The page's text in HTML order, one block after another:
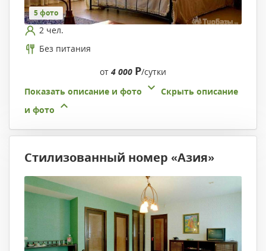
5 фото
2 чел.
Без питания
от 4 000 Р/сутки
Показать описание и фото
Скрыть описание
и фото
Стилизованный номер «Азия»